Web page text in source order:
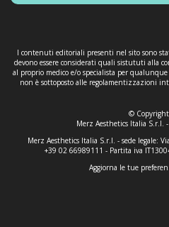
I contenuti editoriali presenti nel sito sono
devono essere considerati quali sistututi alla
al proprio medico e/o specialista per
non è sottoposto alle regolamentizzazioni
©
Merz Aesthetics Italia S.r.l.
Merz Aesthetics Italia S.r.l. - sede legale:
+39 02 66989111 - Partita iva
Aggiorna le tue